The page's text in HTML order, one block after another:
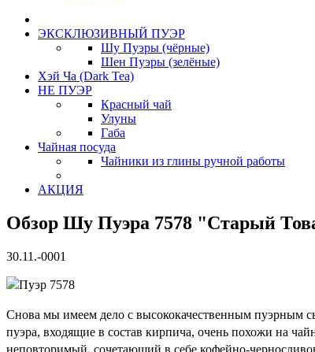
ЭКСКЛЮЗИВНЫЙ ПУЭР
Шу Пуэры (чёрные)
Шен Пуэры (зелёные)
Хэй Ча (Dark Tea)
НЕ ПУЭР
Красный чай
Улуны
Габа
Чайная посуда
Чайники из глины ручной работы
АКЦИЯ
Обзор Шу Пуэра 7578 "Старый
30.11.-0001
Снова мы имеем дело с высококачественным пуэрным
пуэра, входящие в состав кирпича, очень похожи на
неповторимый, сочетающий в себе кофейно-